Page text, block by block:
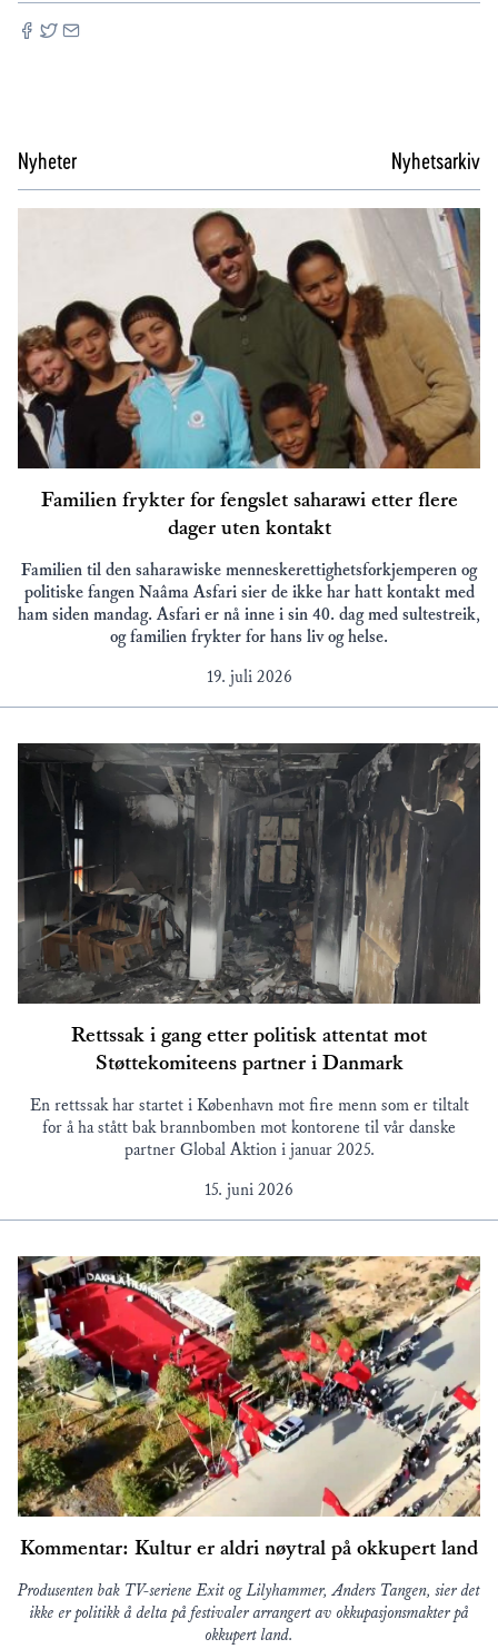
Nyheter Nyhetsarkiv
Familien frykter for fengslet saharawi etter flere
dager uten kontakt
Familien til den saharawiske menneskerettighetsforkjemperen og
politiske fangen Naâma Asfari sier de ikke har hatt kontakt med
ham siden mandag. Asfari er nå inne i sin 40. dag med sultestreik,
og familien frykter for hans liv og helse.
19. juli 2026
Rettssak i gang etter politisk attentat mot
Støttekomiteens partner i Danmark
En rettssak har startet i København mot fire menn som er tiltalt
for å ha stått bak brannbomben mot kontorene til vår danske
partner Global Aktion i januar 2025.
15. juni 2026
Kommentar: Kultur er aldri nøytral på okkupert land
Produsenten bak TV-seriene Exit og Lilyhammer, Anders Tangen, sier det
ikke er politikk å delta på festivaler arrangert av okkupasjonsmakter på
okkupert land.